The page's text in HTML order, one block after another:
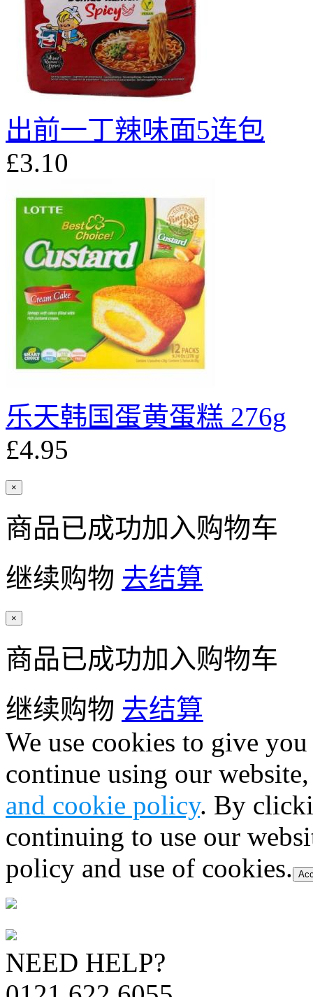
出前一丁辣味面5连包
£3.10
乐天韩国蛋黄蛋糕 276g
£4.95
×
商品已成功加入购物车
继续购物 去结算
×
商品已成功加入购物车
继续购物 去结算
We use cookies to give
continue using our
and cookie policy. By
continuing to use our
policy and use of cookies.
NEED HELP?